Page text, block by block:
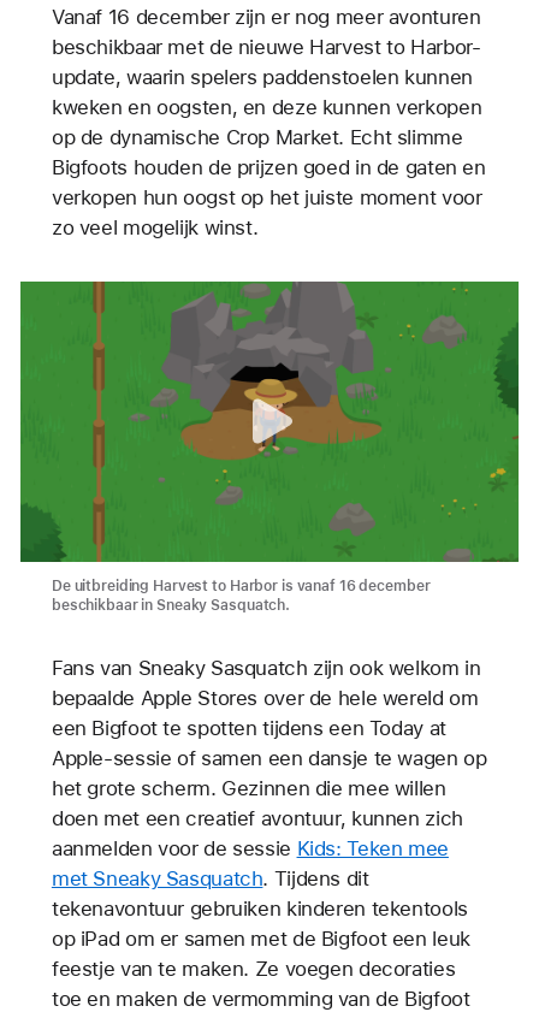
Vanaf 16 december zijn er nog meer avonturen
beschikbaar met de nieuwe Harvest to Harbor-
update, waarin spelers paddenstoelen kunnen
kweken en oogsten, en deze kunnen verkopen
op de dynamische Crop Market. Echt slimme
Bigfoots houden de prijzen goed in de gaten en
verkopen hun oogst op het juiste moment voor
zo veel mogelijk winst.
De uitbreiding Harvest to Harbor is vanaf 16 december
beschikbaar in Sneaky Sasquatch.
Fans van Sneaky Sasquatch zijn ook welkom in
bepaalde Apple Stores over de hele wereld om
een Bigfoot te spotten tijdens een Today at
Apple-sessie of samen een dansje te wagen op
het grote scherm. Gezinnen die mee willen
doen met een creatief avontuur, kunnen zich
aanmelden voor de sessie Kids: Teken mee
met Sneaky Sasquatch. Tijdens dit
tekenavontuur gebruiken kinderen tekentools
op iPad om er samen met de Bigfoot een leuk
feestje van te maken. Ze voegen decoraties
toe en maken de vermomming van de Bigfoot